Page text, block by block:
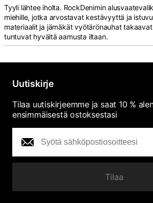
Tyyli lähtee iholta. RockDenimin
miehille, jotka arvostavat kestävyyttä ja
materiaalit ja jämäkät vyötärönauhat
tuntuvat hyvältä aamusta iltaan.
Uutiskirje
Tilaa uutiskirjeemme ja saat 10 %
ensimmäisestä ostoksestasi
Tilaa